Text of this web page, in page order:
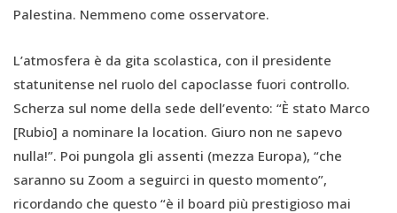
Palestina. Nemmeno come osservatore.
L’atmosfera è da gita scolastica, con il presidente
statunitense nel ruolo del capoclasse fuori controllo.
Scherza sul nome della sede dell’evento: “È stato Marco
[Rubio] a nominare la location. Giuro non ne sapevo
nulla!”. Poi pungola gli assenti (mezza Europa), “che
saranno su Zoom a seguirci in questo momento”,
ricordando che questo “è il board più prestigioso mai